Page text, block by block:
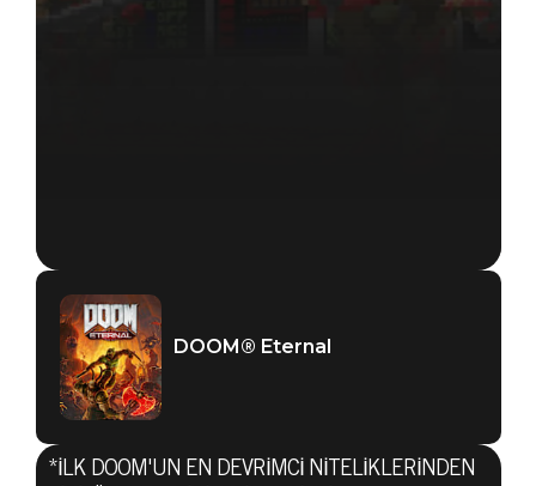
DOOM® Eternal
DOOM® Eternal
*İLK DOOM'UN EN DEVRIMCI NITELIKLERINDEN